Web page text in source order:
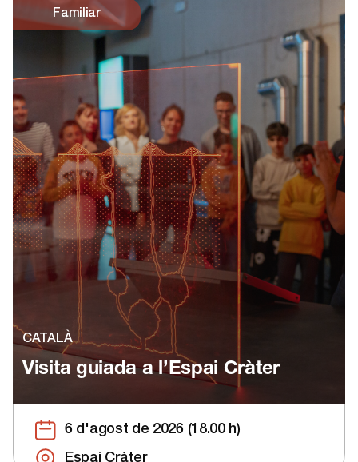
Familiar
CATALÀ
Visita guiada a l’Espai Cràter
6 d'agost de 2026 (18.00 h)
Espai Cràter